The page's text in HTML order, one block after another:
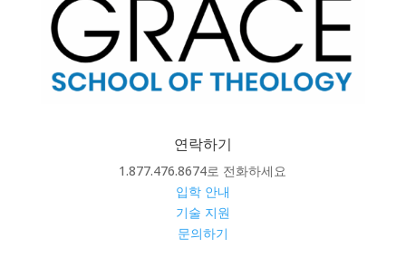
연락하기
1.877.476.8674로 전화하세요
입학 안내
기술 지원
문의하기